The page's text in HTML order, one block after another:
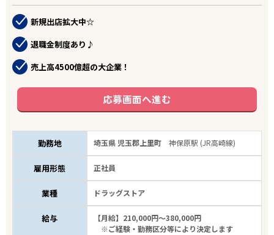
新規出店拡大中☆
退職金制度あり♪
売上高4500億超の大企業！
応募画面へ進む
勤務地 埼玉県 児玉郡上里町神保原駅 (JR高崎線)
雇用形態 正社員
業種 ドラッグストア
給与
【月給】210,000円～380,000円
※ご経験・勤務区分等により決定します